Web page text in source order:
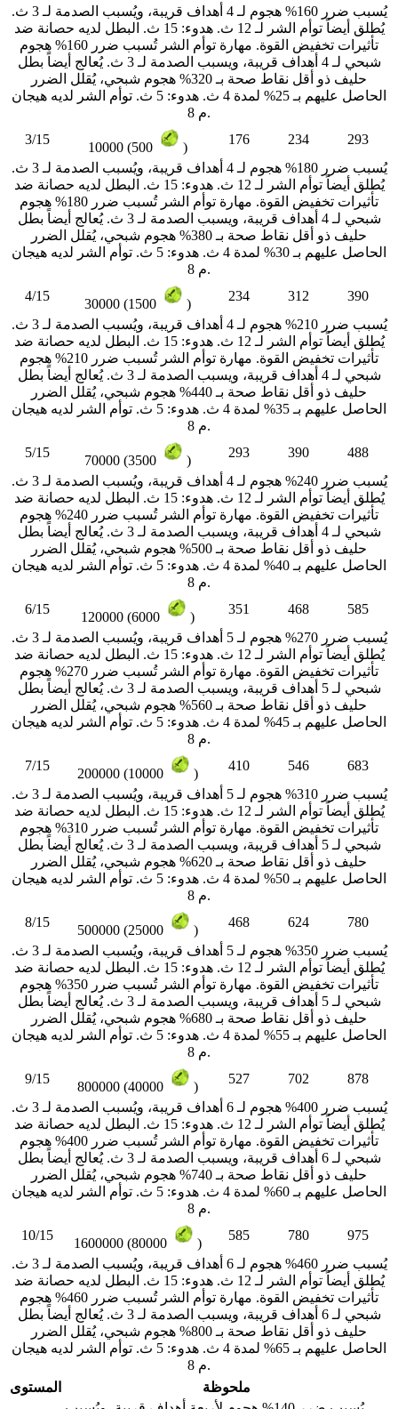
يُسبب ضرر 160% هجوم لـ 4 أهداف قريبة، ويُسبب الصدمة لـ 3 ث.
يُطلق أيضاً توأم الشر لـ 12 ث. هدوء: 15 ث. البطل لديه حصانة ضد
تأثيرات تخفيض القوة. مهارة توأم الشر تُسبب ضرر 160% هجوم
شبحي لـ 4 أهداف قريبة، ويسبب الصدمة لـ 3 ث. يُعالج أيضاً بطل
حليف ذو أقل نقاط صحة بـ 320% هجوم شبحي، يُقلل الضرر
الحاصل عليهم بـ 25% لمدة 4 ث. هدوء: 5 ث. توأم الشر لديه هيجان
م 8.
3/15
10000 (500 )
176 234
293
يُسبب ضرر 180% هجوم لـ 4 أهداف قريبة، ويُسبب الصدمة لـ 3 ث.
يُطلق أيضاً توأم الشر لـ 12 ث. هدوء: 15 ث. البطل لديه حصانة ضد
تأثيرات تخفيض القوة. مهارة توأم الشر تُسبب ضرر 180% هجوم
شبحي لـ 4 أهداف قريبة، ويسبب الصدمة لـ 3 ث. يُعالج أيضاً بطل
حليف ذو أقل نقاط صحة بـ 380% هجوم شبحي، يُقلل الضرر
الحاصل عليهم بـ 30% لمدة 4 ث. هدوء: 5 ث. توأم الشر لديه هيجان
م 8.
4/15
30000 (1500 )
234 312
390
يُسبب ضرر 210% هجوم لـ 4 أهداف قريبة، ويُسبب الصدمة لـ 3 ث.
يُطلق أيضاً توأم الشر لـ 12 ث. هدوء: 15 ث. البطل لديه حصانة ضد
تأثيرات تخفيض القوة. مهارة توأم الشر تُسبب ضرر 210% هجوم
شبحي لـ 4 أهداف قريبة، ويسبب الصدمة لـ 3 ث. يُعالج أيضاً بطل
حليف ذو أقل نقاط صحة بـ 440% هجوم شبحي، يُقلل الضرر
الحاصل عليهم بـ 35% لمدة 4 ث. هدوء: 5 ث. توأم الشر لديه هيجان
م 8.
5/15
70000 (3500 )
293 390
488
يُسبب ضرر 240% هجوم لـ 4 أهداف قريبة، ويُسبب الصدمة لـ 3 ث.
يُطلق أيضاً توأم الشر لـ 12 ث. هدوء: 15 ث. البطل لديه حصانة ضد
تأثيرات تخفيض القوة. مهارة توأم الشر تُسبب ضرر 240% هجوم
شبحي لـ 4 أهداف قريبة، ويسبب الصدمة لـ 3 ث. يُعالج أيضاً بطل
حليف ذو أقل نقاط صحة بـ 500% هجوم شبحي، يُقلل الضرر
الحاصل عليهم بـ 40% لمدة 4 ث. هدوء: 5 ث. توأم الشر لديه هيجان
م 8.
6/15
120000 (6000 )
351 468
585
يُسبب ضرر 270% هجوم لـ 5 أهداف قريبة، ويُسبب الصدمة لـ 3 ث.
يُطلق أيضاً توأم الشر لـ 12 ث. هدوء: 15 ث. البطل لديه حصانة ضد
تأثيرات تخفيض القوة. مهارة توأم الشر تُسبب ضرر 270% هجوم
شبحي لـ 5 أهداف قريبة، ويسبب الصدمة لـ 3 ث. يُعالج أيضاً بطل
حليف ذو أقل نقاط صحة بـ 560% هجوم شبحي، يُقلل الضرر
الحاصل عليهم بـ 45% لمدة 4 ث. هدوء: 5 ث. توأم الشر لديه هيجان
م 8.
7/15
200000 (10000 )
410 546
683
يُسبب ضرر 310% هجوم لـ 5 أهداف قريبة، ويُسبب الصدمة لـ 3 ث.
يُطلق أيضاً توأم الشر لـ 12 ث. هدوء: 15 ث. البطل لديه حصانة ضد
تأثيرات تخفيض القوة. مهارة توأم الشر تُسبب ضرر 310% هجوم
شبحي لـ 5 أهداف قريبة، ويسبب الصدمة لـ 3 ث. يُعالج أيضاً بطل
حليف ذو أقل نقاط صحة بـ 620% هجوم شبحي، يُقلل الضرر
الحاصل عليهم بـ 50% لمدة 4 ث. هدوء: 5 ث. توأم الشر لديه هيجان
م 8.
8/15
500000 (25000 )
468 624
780
يُسبب ضرر 350% هجوم لـ 5 أهداف قريبة، ويُسبب الصدمة لـ 3 ث.
يُطلق أيضاً توأم الشر لـ 12 ث. هدوء: 15 ث. البطل لديه حصانة ضد
تأثيرات تخفيض القوة. مهارة توأم الشر تُسبب ضرر 350% هجوم
شبحي لـ 5 أهداف قريبة، ويسبب الصدمة لـ 3 ث. يُعالج أيضاً بطل
حليف ذو أقل نقاط صحة بـ 680% هجوم شبحي، يُقلل الضرر
الحاصل عليهم بـ 55% لمدة 4 ث. هدوء: 5 ث. توأم الشر لديه هيجان
م 8.
9/15
800000 (40000 )
527 702
878
يُسبب ضرر 400% هجوم لـ 6 أهداف قريبة، ويُسبب الصدمة لـ 3 ث.
يُطلق أيضاً توأم الشر لـ 12 ث. هدوء: 15 ث. البطل لديه حصانة ضد
تأثيرات تخفيض القوة. مهارة توأم الشر تُسبب ضرر 400% هجوم
شبحي لـ 6 أهداف قريبة، ويسبب الصدمة لـ 3 ث. يُعالج أيضاً بطل
حليف ذو أقل نقاط صحة بـ 740% هجوم شبحي، يُقلل الضرر
الحاصل عليهم بـ 60% لمدة 4 ث. هدوء: 5 ث. توأم الشر لديه هيجان
م 8.
10/15
1600000 (80000 )
585 780
975
يُسبب ضرر 460% هجوم لـ 6 أهداف قريبة، ويُسبب الصدمة لـ 3 ث.
يُطلق أيضاً توأم الشر لـ 12 ث. هدوء: 15 ث. البطل لديه حصانة ضد
تأثيرات تخفيض القوة. مهارة توأم الشر تُسبب ضرر 460% هجوم
شبحي لـ 6 أهداف قريبة، ويسبب الصدمة لـ 3 ث. يُعالج أيضاً بطل
حليف ذو أقل نقاط صحة بـ 800% هجوم شبحي، يُقلل الضرر
الحاصل عليهم بـ 65% لمدة 4 ث. هدوء: 5 ث. توأم الشر لديه هيجان
م 8.
المستوى
ملحوظة